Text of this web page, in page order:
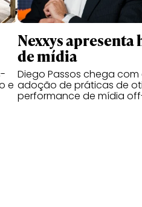
e
Nexxys apresenta
de mídia
Diego Passos chega
adoção de práticas de
performance de mídia